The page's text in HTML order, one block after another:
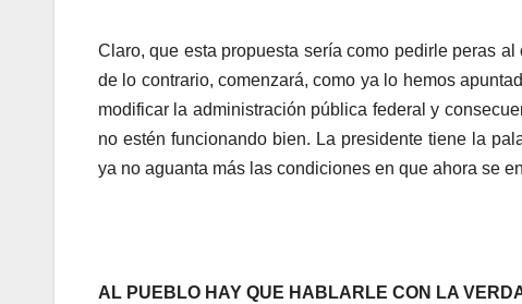
Claro, que esta propuesta sería como pedirle peras
de lo contrario, comenzará, como ya lo hemos
modificar la administración pública federal y
no estén funcionando bien. La presidente tiene la
ya no aguanta más las condiciones en que ahora se
AL PUEBLO HAY QUE HABLARLE CON LA